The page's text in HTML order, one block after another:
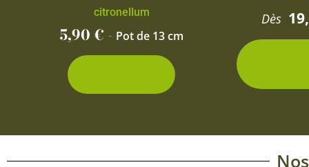
citronellum
5,90€ - Pot de 13 cm
Dès